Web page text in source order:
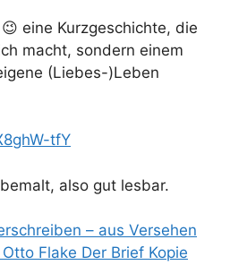
eine Kurzgeschichte, die
macht, sondern einem
(Liebes-)Leben
tfY
also gut lesbar.
– aus Versehen
Flake Der Brief Kopie